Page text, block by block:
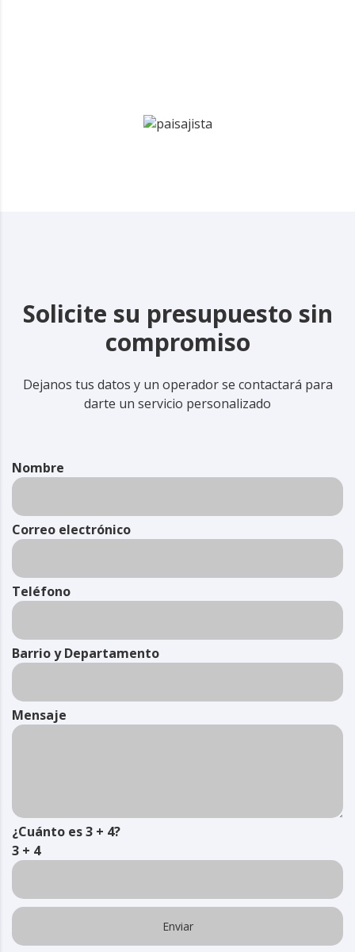
Solicite su presupuesto sin
compromiso
Dejanos tus datos y un operador se contactará para
darte un servicio personalizado
Nombre
Correo electrónico
Teléfono
Barrio y Departamento
Mensaje
¿Cuánto es 3 + 4?
3 + 4